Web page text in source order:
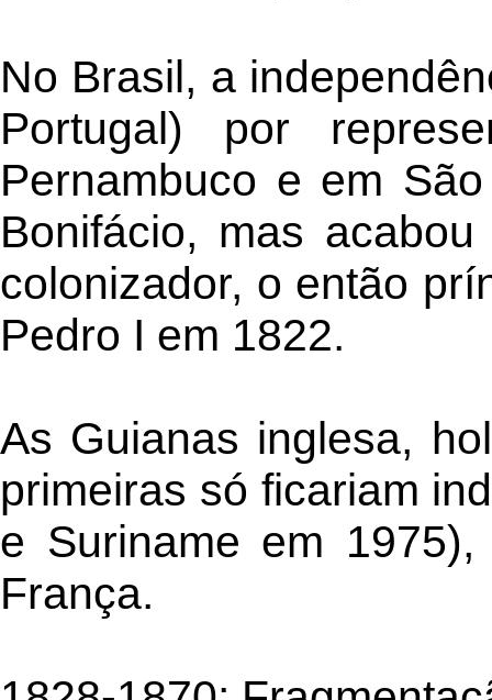
No Brasil, a
Portugal) por
Pernambuco e em
Bonifácio, mas
colonizador, o então
Pedro I em 1822.
As Guianas inglesa,
primeiras só ficariam
e Suriname em
França.